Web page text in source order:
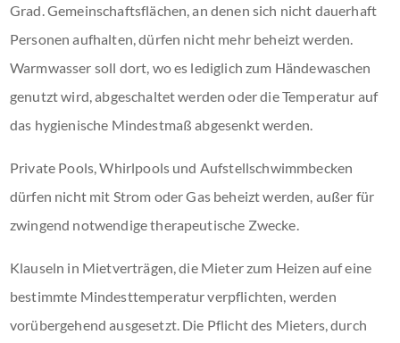
Grad. Gemeinschaftsflächen, an denen sich nicht dauerhaft
Personen aufhalten, dürfen nicht mehr beheizt werden.
Warmwasser soll dort, wo es lediglich zum Händewaschen
genutzt wird, abgeschaltet werden oder die Temperatur auf
das hygienische Mindestmaß abgesenkt werden.
Private Pools, Whirlpools und Aufstellschwimmbecken
dürfen nicht mit Strom oder Gas beheizt werden, außer für
zwingend notwendige therapeutische Zwecke.
Klauseln in Mietverträgen, die Mieter zum Heizen auf eine
bestimmte Mindesttemperatur verpflichten, werden
vorübergehend ausgesetzt. Die Pflicht des Mieters, durch